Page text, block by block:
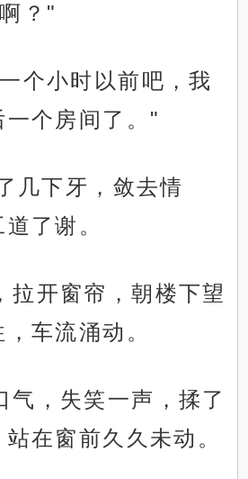
？"
个小时以前吧，我
个房间了。"
几下牙，敛去情
了谢。
拉开窗帘，朝楼下望
车流涌动。
气，失笑一声，揉了
在窗前久久未动。